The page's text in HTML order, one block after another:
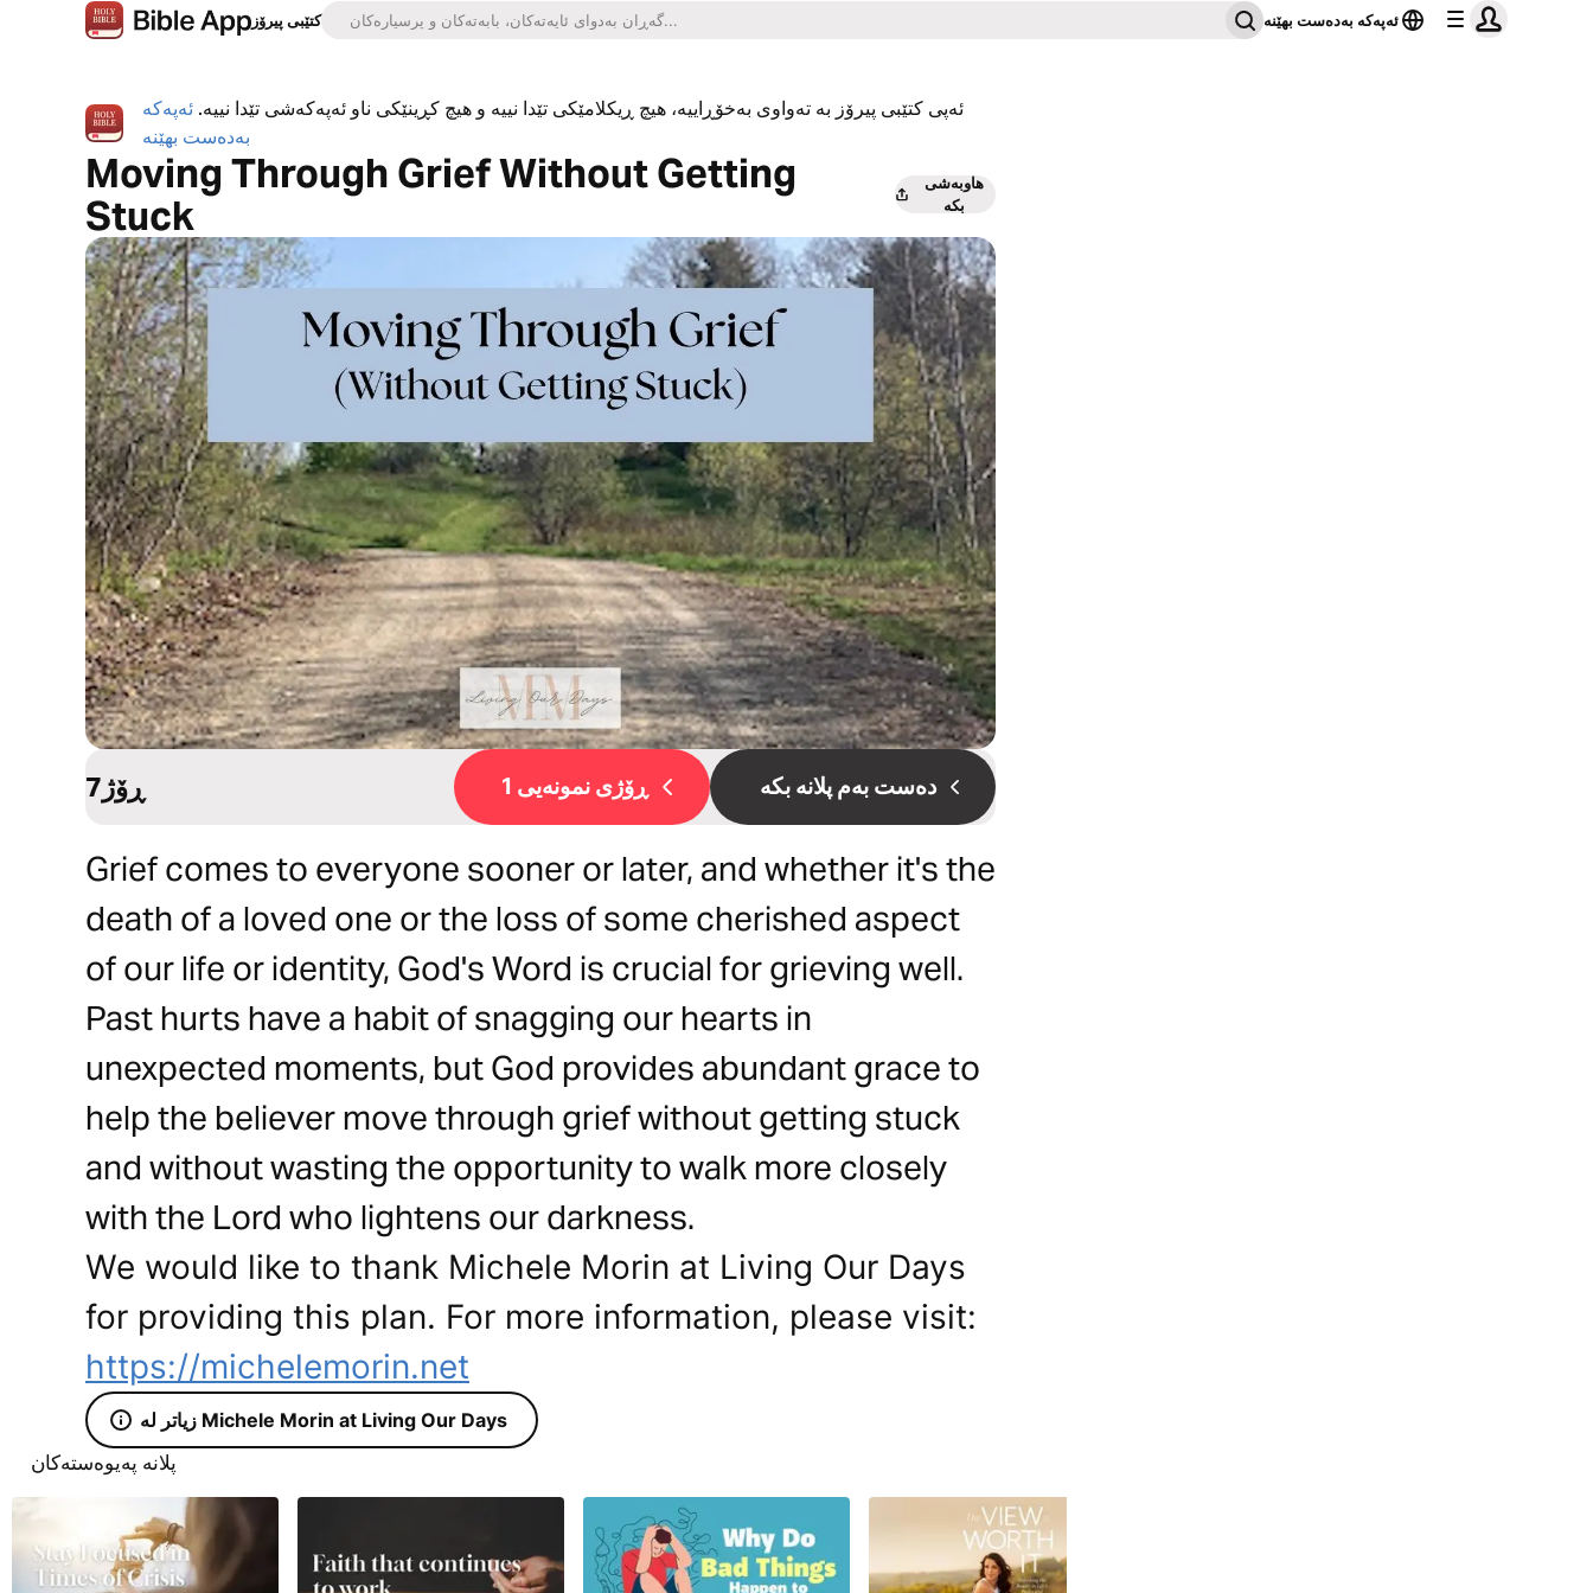
کتێبی پیرۆز ئەپەکە بەدەست بهێنە
ئەپی کتێبی پیرۆز بە تەواوی بەخۆڕاییە، هیچ ڕیکلامێکی تێدا نییە و هیچ کڕینێکی ناو ئەپەکەشی تێدا نییە. ئەپەکە
بەدەست بهێنە
Moving Through Grief Without Getting
Stuck
هاوبەشی
بکە
7ڕۆژ ڕۆژی نمونەیی 1 دەست بەم پلانە بکە
Grief comes to everyone sooner or later, and whether it's the
death of a loved one or the loss of some cherished aspect
of our life or identity, God's Word is crucial for grieving well.
Past hurts have a habit of snagging our hearts in
unexpected moments, but God provides abundant grace to
help the believer move through grief without getting stuck
and without wasting the opportunity to walk more closely
with the Lord who lightens our darkness.
We would like to thank Michele Morin at Living Our Days
for providing this plan. For more information, please visit:
https://michelemorin.net
زیاتر لە Michele Morin at Living Our Days
پلانە پەیوەستەکان